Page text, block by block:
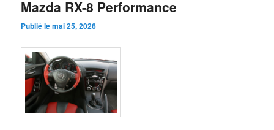
Mazda RX-8 Performance
Publié lemai 25, 2026